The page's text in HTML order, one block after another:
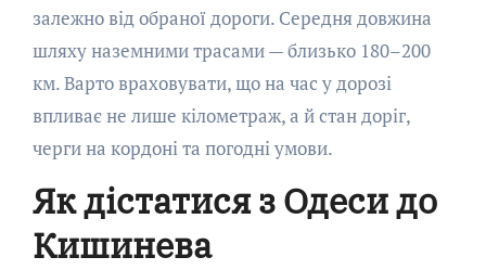
залежно від обраної дороги. Середня довжина
шляху наземними трасами — близько 180–200
км. Варто враховувати, що на час у дорозі
впливає не лише кілометраж, а й стан доріг,
черги на кордоні та погодні умови.
Як дістатися з Одеси до
Кишинева